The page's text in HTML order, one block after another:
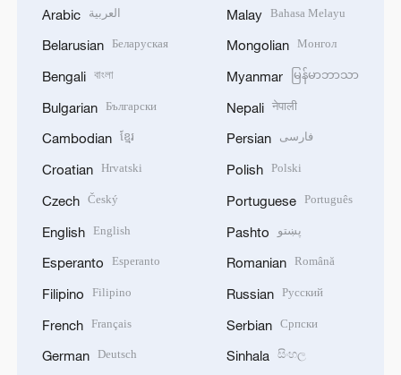
Arabic العربية
Belarusian Беларуская
Bengali বাংলা
Bulgarian Български
Cambodian ខ្មែរ
Croatian Hrvatski
Czech Český
English English
Esperanto Esperanto
Filipino Filipino
French Français
German Deutsch
Malay Bahasa Melayu
Mongolian Монгол
Myanmar မြန်မာဘာသာ
Nepali नेपाली
Persian فارسی
Polish Polski
Portuguese Português
Pashto پښتو
Romanian Română
Russian Русский
Serbian Српски
Sinhala සිංහල